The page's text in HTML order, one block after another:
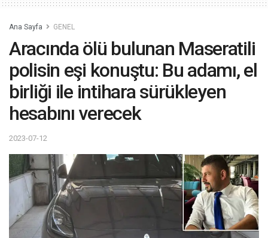
Ana Sayfa GENEL
Aracında ölü bulunan Maseratili
polisin eşi konuştu: Bu adamı, el
birliği ile intihara sürükleyen
hesabını verecek
2023-07-12